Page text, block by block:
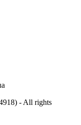
- All rights